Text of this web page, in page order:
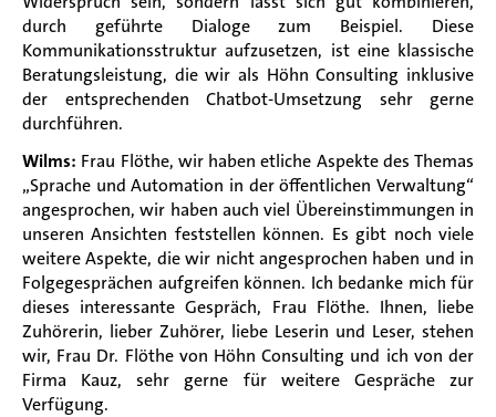
durch geführte Dialoge zum Beispiel. Diese
Kommunikationsstruktur aufzusetzen, ist eine klassische
Beratungsleistung, die wir als Höhn Consulting inklusive
der entsprechenden Chatbot-Umsetzung sehr gerne
durchführen.
Wilms: Frau Flöthe, wir haben etliche Aspekte des Themas
„Sprache und Automation in der öffentlichen Verwaltung“
angesprochen, wir haben auch viel Übereinstimmungen in
unseren Ansichten feststellen können. Es gibt noch viele
weitere Aspekte, die wir nicht angesprochen haben und in
Folgegesprächen aufgreifen können. Ich bedanke mich für
dieses interessante Gespräch, Frau Flöthe. Ihnen, liebe
Zuhörerin, lieber Zuhörer, liebe Leserin und Leser, stehen
wir, Frau Dr. Flöthe von Höhn Consulting und ich von der
Firma Kauz, sehr gerne für weitere Gespräche zur
Verfügung.